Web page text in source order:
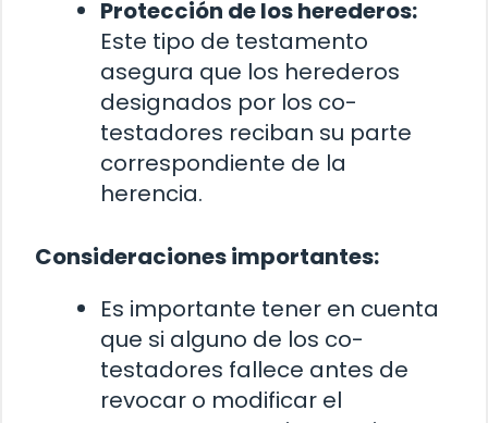
Protección de los herederos:
Este tipo de testamento
asegura que los herederos
designados por los co-
testadores reciban su parte
correspondiente de la
herencia.
Consideraciones importantes:
Es importante tener en cuenta
que si alguno de los co-
testadores fallece antes de
revocar o modificar el